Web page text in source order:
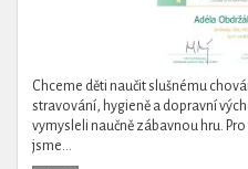
Chceme děti naučit slušnému
stravování, hygieně a dopravní
vymysleli naučně zábavnou hru.
jsme...